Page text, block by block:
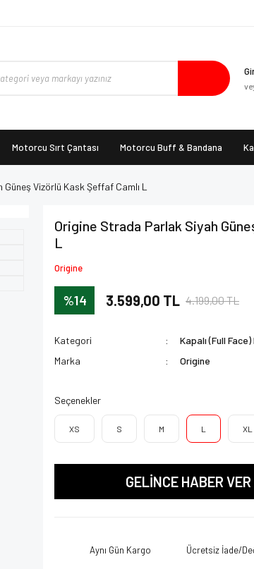
Motorcu Sırt Çantası Motorcu Buff & Bandana
Vizörlü Kask Şeffaf Camlı L
Origine Strada Parlak Siyah
L
Origine
%14 3.599,00 TL 4.199,00 TL
Kategori Kapalı (Full
Marka
Origine
Seçenekler
XS S M L XL
GELİNCE HABER VER
Aynı Gün Kargo Ücretsiz İade/